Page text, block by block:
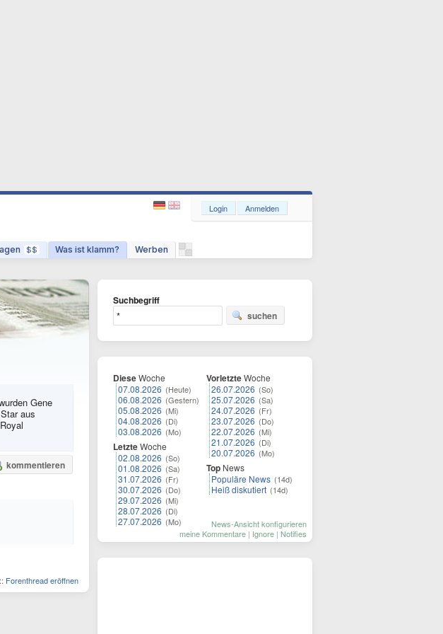
$$ Was ist klamm? Werben
Login Anmelden
Gene
aus
kommentieren
:: Forenthread eröffnen
Suchbegriff
suchen
DieseWoche
07.08.2026 (Heute)
06.08.2026 (Gestern)
05.08.2026 (Mi)
04.08.2026 (Di)
03.08.2026 (Mo)
LetzteWoche
02.08.2026 (So)
01.08.2026 (Sa)
31.07.2026 (Fr)
30.07.2026 (Do)
29.07.2026 (Mi)
28.07.2026 (Di)
27.07.2026 (Mo)
VorletzteWoche
26.07.2026 (So)
25.07.2026 (Sa)
24.07.2026 (Fr)
23.07.2026 (Do)
22.07.2026 (Mi)
21.07.2026 (Di)
20.07.2026 (Mo)
Top News
Populäre News (14d)
Heiß diskutiert (14d)
News-Ansicht konfigurieren
meine Kommentare | Ignore | Notifies